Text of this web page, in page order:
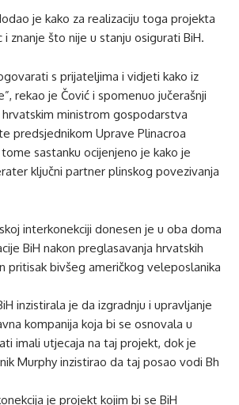
je kako za realizaciju toga projekta
znanje što nije u stanju osigurati BiH.
s prijateljima i vidjeti kako iz
rekao je Čović i spomenuo jučerašnji
ministrom gospodarstva
predsjednikom Uprave Plinacroa
sastanku ocijenjeno je kako je
ključni partner plinskog povezivanja
interkonekciji donesen je u oba doma
BiH nakon preglasavanja hrvatskih
pritisak bivšeg američkog veleposlanika
inzistirala je da izgradnju i upravljanje
kompanija koja bi se osnovala u
imali utjecaja na taj projekt, dok je
Murphy inzistirao da taj posao vodi Bh
je projekt kojim bi se BiH